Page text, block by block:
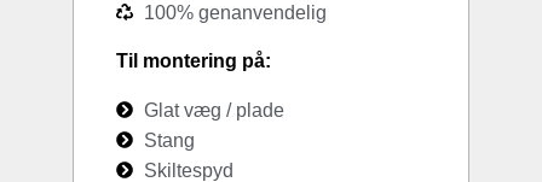
100% genanvendelig
Til montering på:
Glat væg / plade
Stang
Skiltespyd